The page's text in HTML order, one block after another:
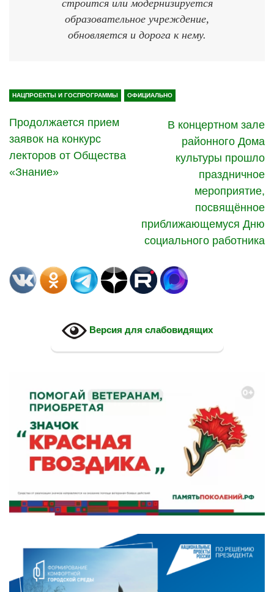
строится или модернизируется
образовательное учреждение,
обновляется и дорога к нему.
НАЦПРОЕКТЫ И ГОСПРОГРАММЫ ОФИЦИАЛЬНО
Продолжается прием
заявок на конкурс
лекторов от Общества
«Знание»
В концертном зале
районного Дома
культуры прошло
праздничное
мероприятие,
посвящённое
приближающемуся Дню
социального работника
Версия для слабовидящих